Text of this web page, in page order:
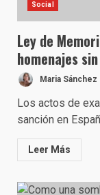
Social
Ley de
homenajes
Maria Sánchez
Los actos de
sanción en
Leer Más